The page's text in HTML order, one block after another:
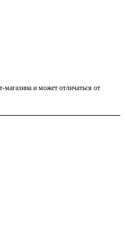
магазина и может отличаться от